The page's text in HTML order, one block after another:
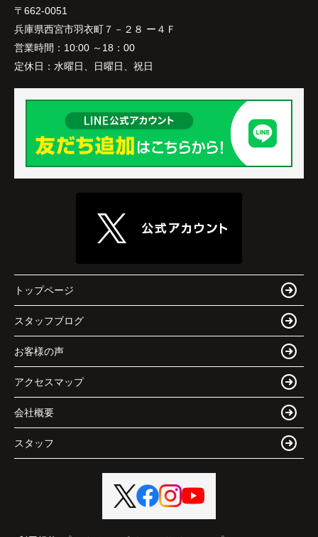
〒662-0051
兵庫県西宮市羽衣町７－２８ ー４Ｆ
営業時間： 10:00 ～18：00
定休日： 水曜日、日曜日、祝日
トップページ
スタッフブログ
お客様の声
アクセスマップ
会社概要
スタッフ